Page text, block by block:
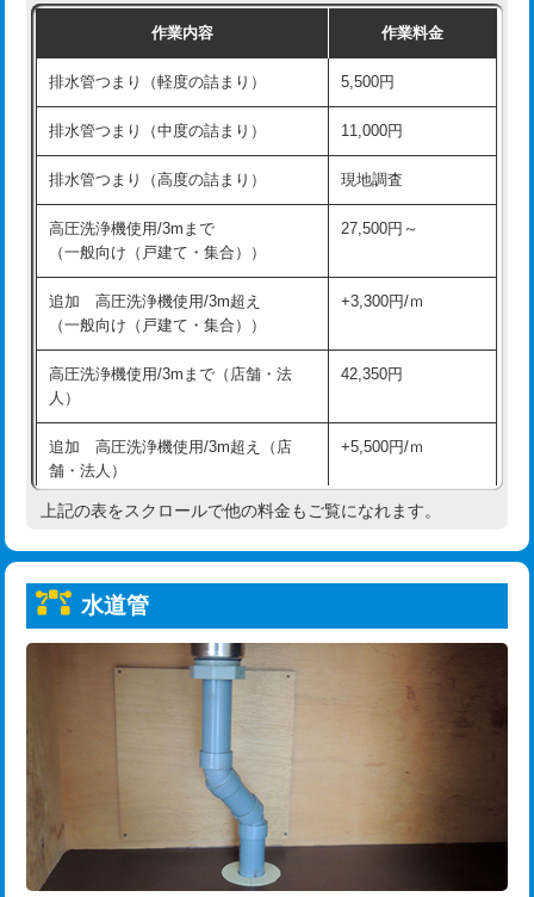
現場見積
※給水管工事は20mmまでの価格です。
持込商品取付（単水栓） 13,200円
持込商品取付（混合水栓） 16,500円
持込商品取付（浄水器・分岐水栓） 16,500円
給水管工事※（ホール加工) 16,500円
給水管工事※（バンド止め) 3,300円
給水管工事※（支持金具設置)
給水管工事※（保温材使用（バンド止
め込み）)
5,500円
給水管工事※（土の掘削・埋め戻し作
業)
11,000円
給水管工事※（塩ビ管（VP・HI）使
用/3ｍまで)
33,000円
給水管工事※（塩ビ管（VP・HI）使
+8,800円
給水管工事※（ライニング鋼管・銅
管・ポリ管・HT管使用/3ｍまで)
給水管工事※（ライニング鋼管・銅
管・ポリ管・HT管使用/3ｍ超え)
排水管工事（土の掘削・埋め戻し作
11,000円~
排水管工事（排水管工事/3ｍまで） 55,000円
排水管工事（追加 排水管工事/3ｍ超
作業内容 作業料金
排水管つまり（軽度の詰まり） 5,500円
排水管つまり（中度の詰まり） 11,000円
排水管つまり（高度の詰まり） 現地調査
高圧洗浄機使用/3mまで
（一般向け（戸建て・集合））
27,500円～
追加 高圧洗浄機使用/3m超え
（一般向け（戸建て・集合））
+3,300円/ｍ
高圧洗浄機使用/3mまで（店舗・法
人）
42,350円
追加 高圧洗浄機使用/3m超え（店
舗・法人）
+5,500円/ｍ
高度高圧洗浄換 現地調査
トーラー機使用/3mまで
追加トーラー機使用/3m超え
33,000円
8,800円
止水・漏水調査・防水処理・清掃・修
理・調整・分解・加工など（軽作業）
11,000円
止水・漏水調査・防水処理・清掃・修
上記の表をスクロールで他の料金もご覧になれます。
水道管